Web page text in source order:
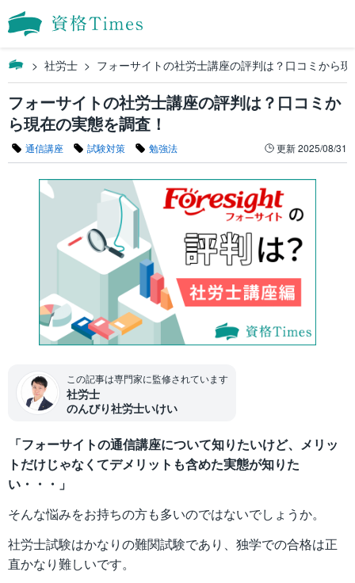
社労士 フォーサイトの社労士講座の評判は？口コミから
フォーサイトの社労士講座の評判は？口コミか
ら現在の実態を調査！
通信講座 試験対策 勉強法 更新2025/08/31
この記事は専門家に監修されています
社労士
のんびり社労士いけい
「フォーサイトの通信講座について知りたいけど、メリッ
トだけじゃなくてデメリットも含めた実態が知りた
い・・・」
そんな悩みをお持ちの方も多いのではないでしょうか。
社労士試験はかなりの難関試験であり、独学での合格は正
直かなり難しいです。